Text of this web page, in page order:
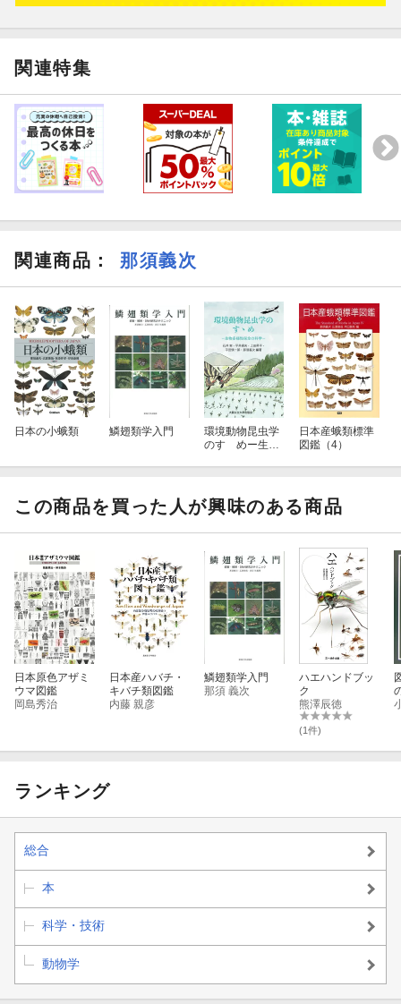
関連特集
関連商品 ： 那須義次
日本の小蛾類 鱗翅類学入門
環境動物昆虫学
のすゝめー生物
日本産蛾類標準
図鑑（4）
この商品を買った人が興味のある商品
日本原色アザミ
ウマ図鑑
岡島秀治
日本産ハバチ・
キバチ類図鑑
内藤 親彦
鱗翅類学入門
那須 義次
ハエハンドブッ
ク
熊澤辰徳
(1件)
ランキング
総合
本
科学・技術
動物学